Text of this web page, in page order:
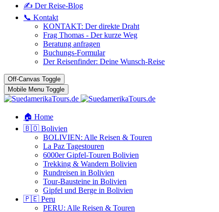
✍️ Der Reise-Blog
📞 Kontakt
KONTAKT: Der direkte Draht
Frag Thomas - Der kurze Weg
Beratung anfragen
Buchungs-Formular
Der Reisenfinder: Deine Wunsch-Reise
Off-Canvas Toggle
Mobile Menu Toggle
🏠 Home
🇧🇴 Bolivien
BOLIVIEN: Alle Reisen & Touren
La Paz Tagestouren
6000er Gipfel-Touren Bolivien
Trekking & Wandern Bolivien
Rundreisen in Bolivien
Tour-Bausteine in Bolivien
Gipfel und Berge in Bolivien
🇵🇪 Peru
PERU: Alle Reisen & Touren